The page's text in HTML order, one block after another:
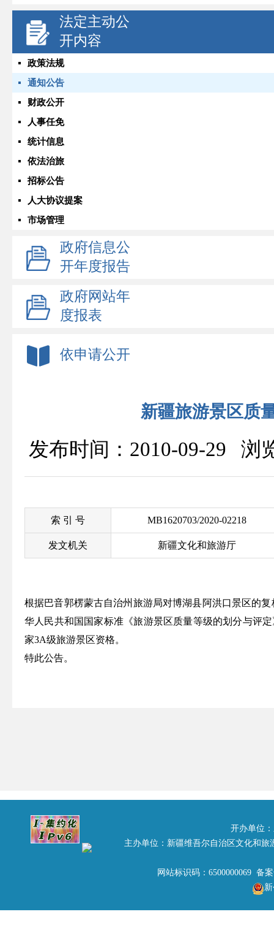
法定主动公
开内容
政策法规
通知公告
财政公开
人事任免
统计信息
依法治旅
招标公告
人大协议提案
市场管理
政府信息公
开年度报告
政府网站年
度报表
依申请公开
新疆旅游景区质
发布时间：2010-09-29 浏
索 引 号 MB1620703/2020-02218
发文机关 新疆文化和旅游厅
根据巴音郭楞蒙古自治州旅游局对博湖县阿洪口景区的
华人民共和国国家标准《旅游景区质量等级的划分与评
家3A级旅游景区资格。
特此公告。
开办单位
主办单位：新疆维吾尔自治区文化和
网站标识码：6500000069 备